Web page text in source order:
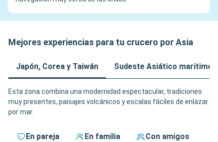
Mejores experiencias para tu crucero por Asia
Japón, Corea y Taiwán Sudeste Asiático marítimo
Esta zona combina una modernidad espectacular, tradiciones
muy presentes, paisajes volcánicos y escalas fáciles de enlazar
por mar.
En pareja En familia Con amigos